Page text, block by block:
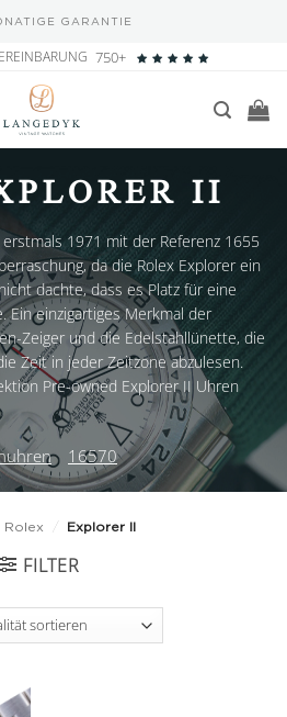
GARANTIE
750+
II
1971 mit der Referenz 1655
da die Rolex Explorer ein
dachte, dass es Platz für eine
Ein einzigartiges Merkmal der
Zeiger und die Edelstahllünette, die
Zeit in jeder Zeitzone abzulesen.
Pre-owned Explorer II Uhren
16570
Rolex Explorer II
FILTER
to